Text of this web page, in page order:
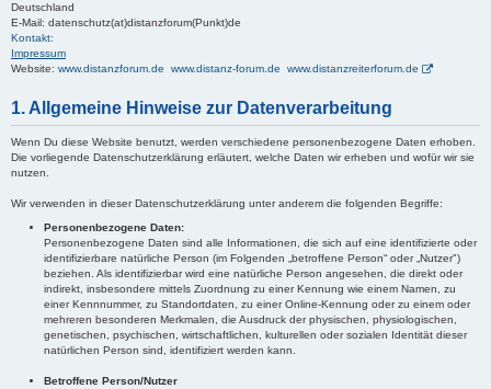
Deutschland
E-Mail: datenschutz(at)distanzforum(Punkt)de
Kontakt:
Impressum
Website: www.distanzforum.de www.distanz-forum.de www.distanzreiterforum.de
1. Allgemeine Hinweise zur Datenverarbeitung
Wenn Du diese Website benutzt, werden verschiedene personenbezogene Daten erhoben.
Die vorliegende Datenschutzerklärung erläutert, welche Daten wir erheben und wofür wir sie
nutzen.
Wir verwenden in dieser Datenschutzerklärung unter anderem die folgenden Begriffe:
Personenbezogene Daten:
Personenbezogene Daten sind alle Informationen, die sich auf eine identifizierte oder
identifizierbare natürliche Person (im Folgenden „betroffene Person“ oder „Nutzer")
beziehen. Als identifizierbar wird eine natürliche Person angesehen, die direkt oder
indirekt, insbesondere mittels Zuordnung zu einer Kennung wie einem Namen, zu
einer Kennnummer, zu Standortdaten, zu einer Online-Kennung oder zu einem oder
mehreren besonderen Merkmalen, die Ausdruck der physischen, physiologischen,
genetischen, psychischen, wirtschaftlichen, kulturellen oder sozialen Identität dieser
natürlichen Person sind, identifiziert werden kann.
Betroffene Person/Nutzer